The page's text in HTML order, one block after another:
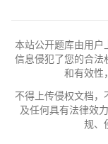
本站公开题库由用户
信息侵犯了您的合法
和有效性
不得上传侵权文档，
及任何具有法律效
规、